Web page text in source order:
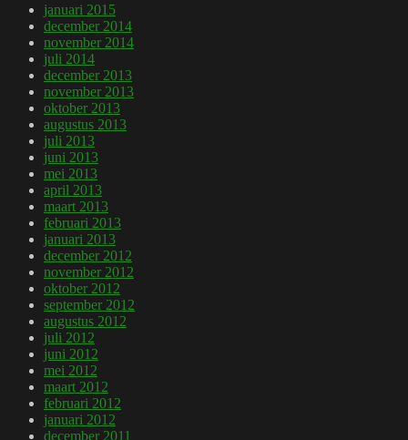
januari 2015
december 2014
november 2014
juli 2014
december 2013
november 2013
oktober 2013
augustus 2013
juli 2013
juni 2013
mei 2013
april 2013
maart 2013
februari 2013
januari 2013
december 2012
november 2012
oktober 2012
september 2012
augustus 2012
juli 2012
juni 2012
mei 2012
maart 2012
februari 2012
januari 2012
december 2011